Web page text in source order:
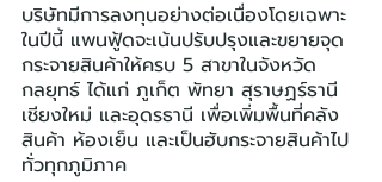
บริษัทมีการลงทุนอย่างต่อเนื่องโดยเฉพาะ
ในปีนี้ แพนฟู้ดจะเน้นปรับปรุงและขยายจุด
กระจายสินค้าให้ครบ 5 สาขาในจังหวัด
กลยุทธ์ ได้แก่ ภูเก็ต พัทยา สุราษฏร์ธานี
เชียงใหม่ และอุดรธานี เพื่อเพิ่มพื้นที่คลัง
สินค้า ห้องเย็น และเป็นฮับกระจายสินค้าไป
ทั่วทุกภูมิภาค